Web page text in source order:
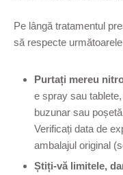
Pe lângă tratamentul
să respecte
Purtați mereu
e spray sau
buzunar sau
Verificați data de
ambalajul original
Știți-vă limitele,